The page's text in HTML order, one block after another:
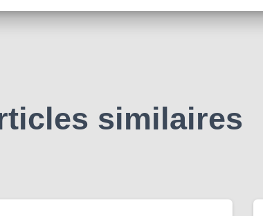
similaires